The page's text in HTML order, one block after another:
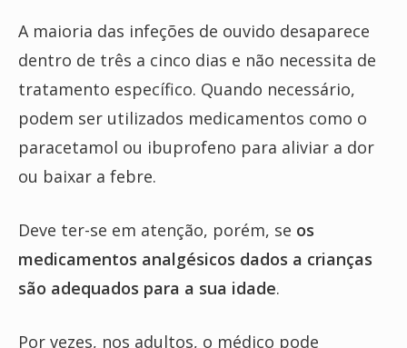
A maioria das infeções de ouvido desaparece
dentro de três a cinco dias e não necessita de
tratamento específico. Quando necessário,
podem ser utilizados medicamentos como o
paracetamol ou ibuprofeno para aliviar a dor
ou baixar a febre.
Deve ter-se em atenção, porém, se os
medicamentos analgésicos dados a crianças
são adequados para a sua idade.
Por vezes, nos adultos, o médico pode